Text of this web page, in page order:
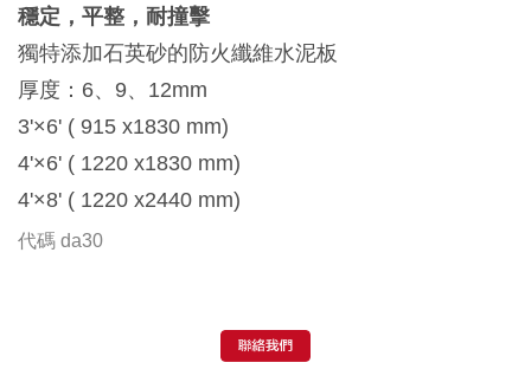
穩定，平整，耐撞擊
獨特添加石英砂的防火纖維水泥板
厚度：6、9、12mm
3'×6' ( 915 x1830 mm)
4'×6' ( 1220 x1830 mm)
4'×8' ( 1220 x2440 mm)
代碼 da30